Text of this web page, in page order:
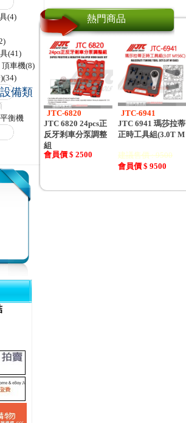
(4)
(41)
頂車機(8)
(34)
備類
衡機
熱門商品
JTC-6820
JTC 6820 24pcs正
反牙剎車分泵調整
組
會員價 $ 2500
JTC-6941
JTC 6941 瑪莎拉蒂
正時工具組(3.0T M
建議售價 : 9500
會員價 $ 9500